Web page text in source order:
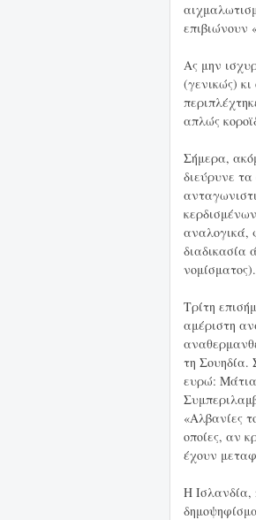
επιβιώνουν
Ας μην
(γενικώς)
απλώς
Σήμερα,
διεύρυνε
αναλογικά,
διαδικασία
νομίσματος).
Τρίτη
αμέριστη
τη Σουηδία.
ευρώ: Μάτια
«Αλβανίες
οποίες, αν
έχουν
Η Ισλανδία,